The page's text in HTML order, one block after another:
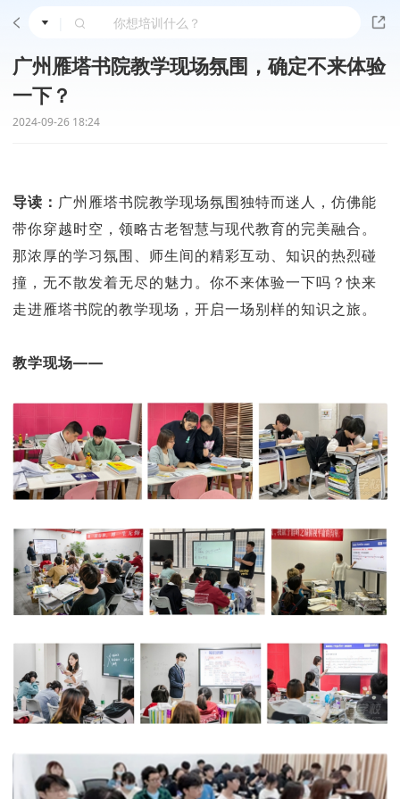
广州雁塔书院教学现场氛围，确定不来体验
一下？
2024-09-26 18:24
导读： 广州雁塔书院教学现场氛围独特而迷人，仿佛能
带你穿越时空，领略古老智慧与现代教育的完美融合。
那浓厚的学习氛围、师生间的精彩互动、知识的热烈碰
撞，无不散发着无尽的魅力。你不来体验一下吗？快来
走进雁塔书院的教学现场，开启一场别样的知识之旅。
教学现场——